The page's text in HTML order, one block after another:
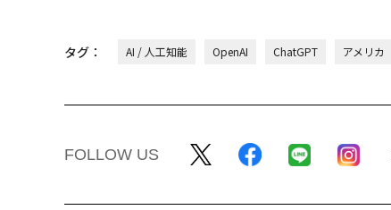
タグ： AI / 人工知能 OpenAI ChatGPT アメリカ
FOLLOW US